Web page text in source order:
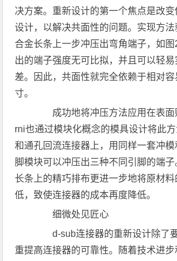
决方案。重新设计的第一个焦点是改
设计，以解决共面性的问题。实现方法
合金长条上一步冲压出弯角端子，如
出的端子强度无可比拟，并且可以轻
差。因此，共面性就完全依赖于相对
寸。
成功地将冲压方法应用在表面
rni也通过模块化概念的模具设计将此
和通孔回流连接器上，用同样一套冲模
脚模块可以冲压出三种不同引脚的端
长条上的精巧排布更进一步地将原材
低，致使连接器的成本再度降低。
细微处见匠心
d-sub连接器的重新设计除了
重提高连接器的可靠性。随着技术进